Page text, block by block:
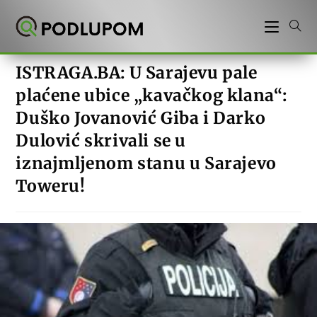
ISTRAGA.BA: U Sarajevu pale
plaćene ubice „kavačkog klana“:
Duško Jovanović Giba i Darko
Dulović skrivali se u
iznajmljenom stanu u Sarajevo
Toweru!